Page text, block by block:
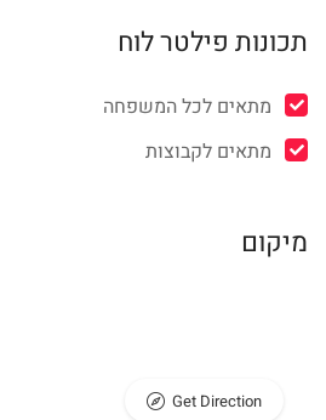
תכונות פילטר לוח
מתאים לכל המשפחה
מתאים לקבוצות
מיקום
Get Direction